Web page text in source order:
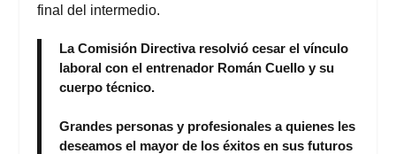
final del intermedio.
La Comisión Directiva resolvió cesar el vínculo
laboral con el entrenador Román Cuello y su
cuerpo técnico.
Grandes personas y profesionales a quienes les
deseamos el mayor de los éxitos en sus futuros